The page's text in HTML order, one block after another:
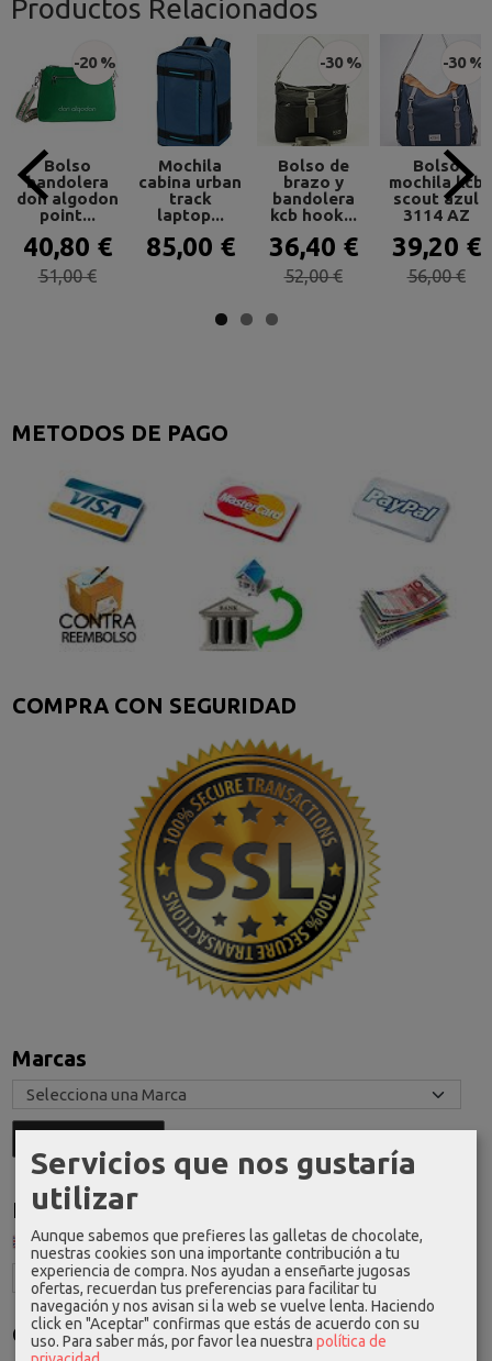
METODOS DE PAGO
COMPRA CON SEGURIDAD
Marcas
Idioma
Costes de Envío
Productos Relacionados
-20 %
Bolso
bandolera
don algodon
point...
40,80 €
51,00 €
Mochila
cabina urban
track
laptop...
85,00 €
-30 %
Bolso de
brazo y
bandolera
kcb hook...
36,40 €
52,00 €
-30 %
Bolso
mochila kcb
scout azul
3114 AZ
39,20 €
56,00 €
Servicios que nos gustaría
utilizar
Aunque sabemos que prefieres las galletas de chocolate,
nuestras cookies son una importante contribución a tu
experiencia de compra. Nos ayudan a enseñarte jugosas
ofertas, recuerdan tus preferencias para facilitar tu
navegación y nos avisan si la web se vuelve lenta. Haciendo
click en "Aceptar" confirmas que estás de acuerdo con su
uso. Para saber más, por favor lea nuestra política de